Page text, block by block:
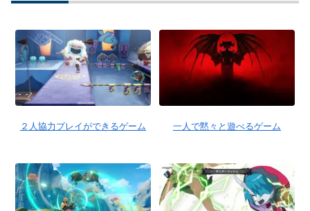
２人協力プレイができるゲーム 一人で黙々と遊べるゲーム